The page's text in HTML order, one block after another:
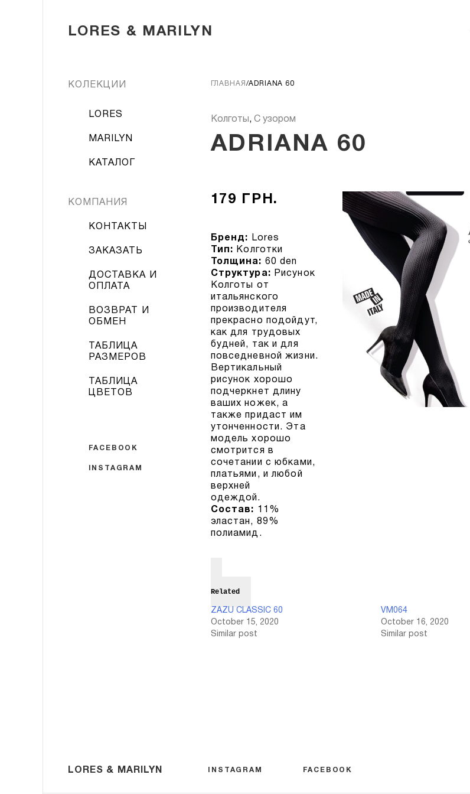
LORES & MARILYN
КОЛЕКЦИИ
LORES
MARILYN
КАТАЛОГ
КОМПАНИЯ
КОНТАКТЫ
ЗАКАЗАТЬ
ДОСТАВКА И
ОПЛАТА
ВОЗВРАТ И
ОБМЕН
ТАБЛИЦА
РАЗМЕРОВ
ТАБЛИЦА
ЦВЕТОВ
FACEBOOK
INSTAGRAM
ГЛАВНАЯ ADRIANA 60
Колготы , С узором
ADRIANA 60
179 ГРН.
Бренд:
Lores
Тип:
Колготки
Толщина: 60 den
Структура: Рисунок
Колготы от
итальянского
производителя
прекрасно подойдут,
как для трудовых
будней, так и для
повседневной жизни.
Вертикальный
рисунок хорошо
подчеркнет длину
ваших ножек, а
также придаст им
утонченности. Эта
модель хорошо
смотрится в
сочетании с юбками,
платьями, и любой
верхней
одеждой.
Состав:
11%
эластан, 89%
полиамид.
Related
ZAZU CLASSIC 60
October 15, 2020
Similar post
VM064
October 16, 2020
Similar post
LORES & MARILYN INSTAGRAM FACEBOOK